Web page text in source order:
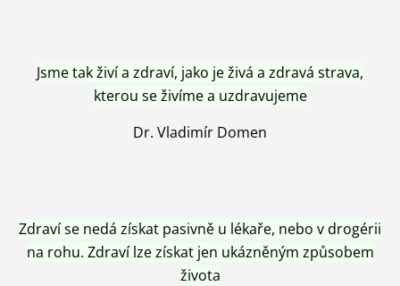
Jsme tak živí a zdraví, jako je živá a zdravá strava,
kterou se živíme a uzdravujeme
Dr. Vladimír Domen
Zdraví se nedá získat pasivně u lékaře, nebo v drogérii
na rohu. Zdraví lze získat jen ukázněným způsobem
života